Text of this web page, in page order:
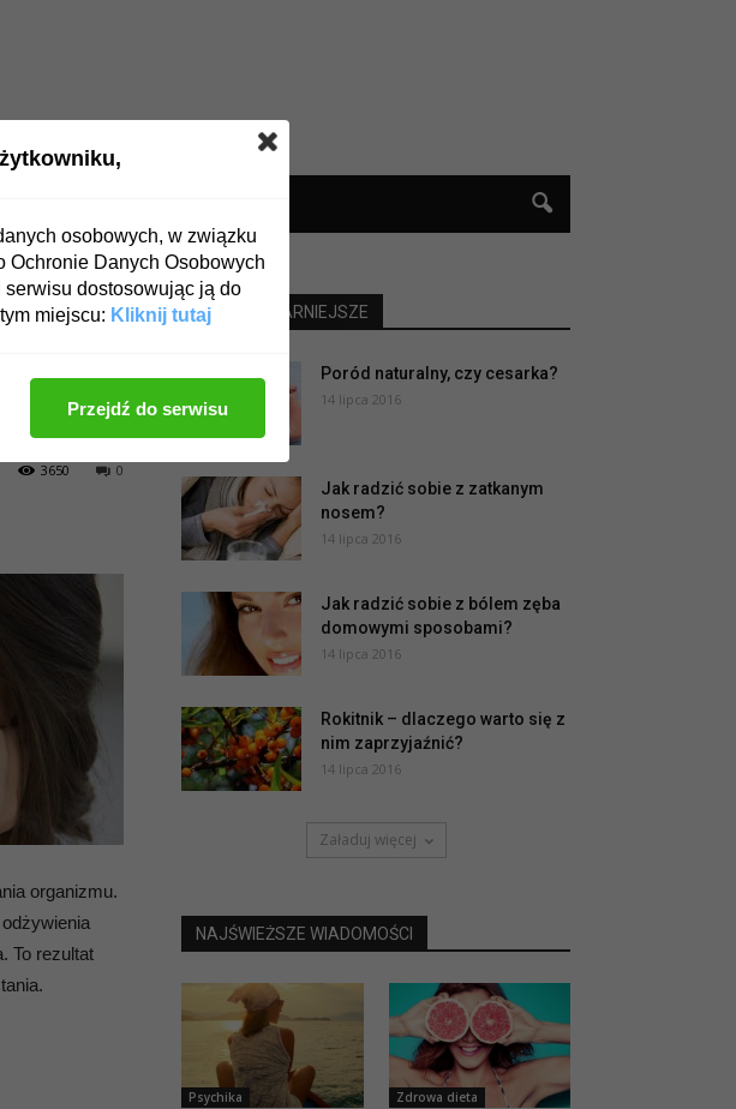
0
3650
organizmu.
To rezultat
NAJPOPULARNIEJSZE
Poród naturalny, czy cesarka?
14 lipca 2016
Jak radzić sobie z zatkanym
nosem?
14 lipca 2016
Jak radzić sobie z bólem zęba
domowymi sposobami?
14 lipca 2016
Rokitnik – dlaczego warto się z
nim zaprzyjaźnić?
14 lipca 2016
Załaduj więcej
NAJŚWIEŻSZE WIADOMOŚCI
Psychika Zdrowa dieta
osobowych, w związku
Ochronie Danych Osobowych
dostosowując ją do
miejscu: Kliknij tutaj
Przejdź do serwisu